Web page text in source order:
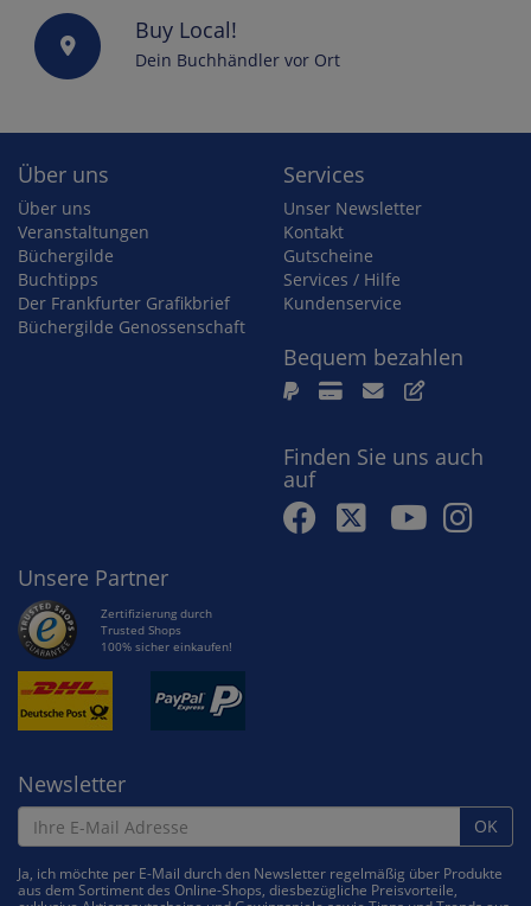
Buy Local!
Dein Buchhändler vor Ort
Über uns
Über uns
Veranstaltungen
Büchergilde
Buchtipps
Der Frankfurter Grafikbrief
Büchergilde Genossenschaft
Services
Unser Newsletter
Kontakt
Gutscheine
Services / Hilfe
Kundenservice
Bequem bezahlen
Finden Sie uns auch
auf
Unsere Partner
Zertifizierung durch
Trusted Shops
100% sicher einkaufen!
Newsletter
OK
Ja, ich möchte per E-Mail durch den Newsletter regelmäßig über Produkte
aus dem Sortiment des Online-Shops, diesbezügliche Preisvorteile,